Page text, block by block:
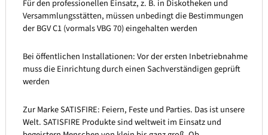
Für den professionellen Einsatz, z. B. in Diskotheken und
Versammlungsstätten, müssen unbedingt die Bestimmungen
der BGV C1 (vormals VBG 70) eingehalten werden
Bei öffentlichen Installationen: Vor der ersten Inbetriebnahme
muss die Einrichtung durch einen Sachverständigen geprüft
werden
Zur Marke SATISFIRE: Feiern, Feste und Parties. Das ist unsere
Welt. SATISFIRE Produkte sind weltweit im Einsatz und